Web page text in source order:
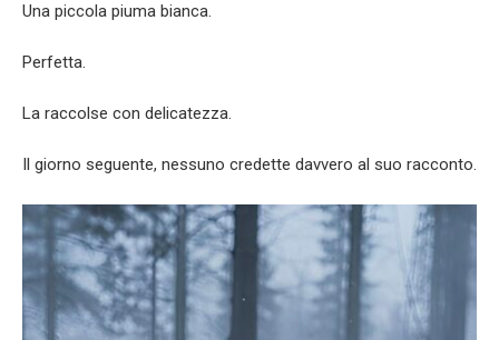
Una piccola piuma bianca.
Perfetta.
La raccolse con delicatezza.
Il giorno seguente, nessuno credette davvero al suo racconto.